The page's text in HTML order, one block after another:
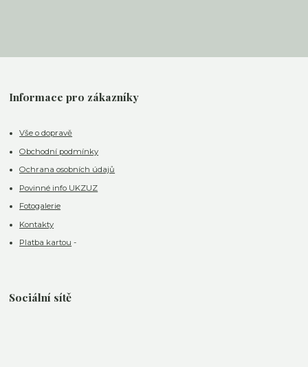
Informace pro zákazníky
Vše o dopravě
Obchodní podmínky
Ochrana osobních údajů
Povinné info UKZUZ
Fotogalerie
Kontakty
Platba kartou -
Sociální sítě